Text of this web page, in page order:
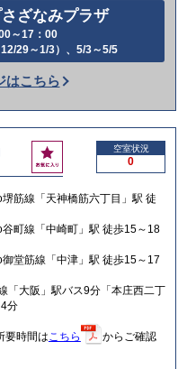
ざなみプラザ
～17：00
29～1/3）、5/3～5/5
話
か
け
る
はこちら
お
気
入
空室状況
0
筋線「天神橋筋六丁目」駅 徒
町線「中崎町」駅 徒歩15～18
堂筋線「中津」駅 徒歩15～17
「大阪」駅バス9分「本庄西二丁
分
要時間はこちら
からご確認